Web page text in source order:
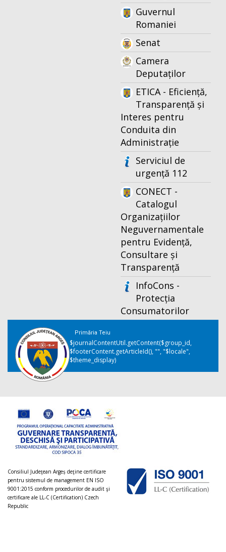
Guvernul
Romaniei
Senat
Camera
Deputaților
ETICA - Eficiență,
Transparență și
Interes pentru
Conduita din
Administrație
Serviciul de
urgență 112
CONECT -
Catalogul
Organizațiilor
Neguvernamentale
pentru Evidență,
Consultare și
Transparență
InfoCons -
Protecția
Consumatorilor
Primăria Teiu
$journalContentUtil.getContent($group_id,
$footerContent.getArticleId(), "", "$locale",
$theme_display)
Consiliul Judeţean Argeș deţine certificare
pentru sistemul de management EN ISO
9001:2015 conform procedurilor de audit şi
certificare ale LL-C (Certification) Czech
Republic